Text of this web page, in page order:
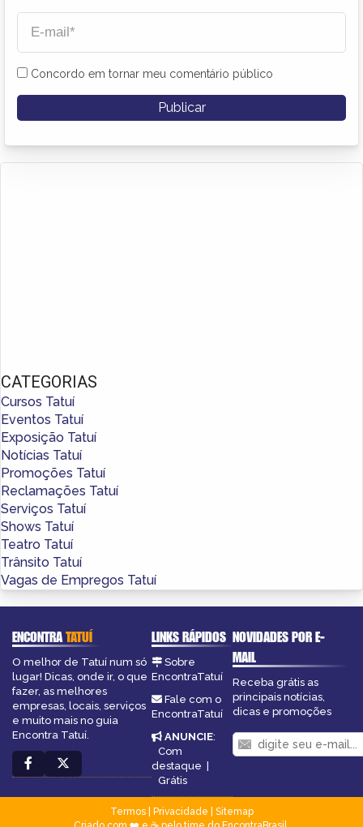
Concordo em tornar meu comentário público
CATEGORIAS
Cursos Tatuí
Eventos Tatuí
Exposição Tatuí
Notícias Tatuí
Promoções Tatuí
Reclamações Tatuí
Serviços Tatuí
Shows Tatuí
Teatro Tatuí
Trânsito Tatuí
Vagas de Empregos Tatuí
ENCONTRATATUÍ
O melhor de Tatuí num só
lugar! Dicas, onde ir, o que
fazer, as melhores
empresas, locais, serviços
e muito mais no guia
Encontra Tatuí.
LINKS RÁPIDOS
Sobre
EncontraTatuí
Fale com o
EncontraTatuí
ANUNCIE:
Com
destaque
Grátis
NOVIDADES POR E-
MAIL
Receba grátis as
principais notícias,
dicas e promoções
Termos| Privacidade
Sitemap